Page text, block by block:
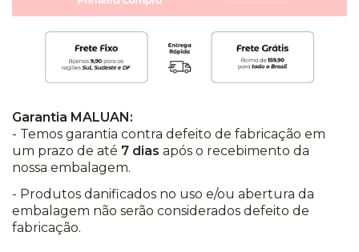
Garantia MALUAN:
- Temos garantia contra defeito de fabricação em
um prazo de até 7 dias após o recebimento da
nossa embalagem.
- Produtos danificados no uso e/ou abertura da
embalagem não serão considerados defeito de
fabricação.